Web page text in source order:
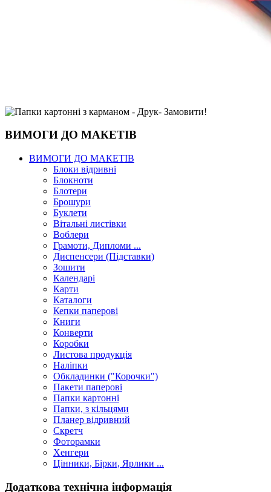
ВИМОГИ ДО МАКЕТІВ
ВИМОГИ ДО МАКЕТІВ
Блоки відривні
Блокноти
Блотери
Брошури
Буклети
Вітальні листівки
Воблери
Грамоти, Дипломи ...
Диспенсери (Підставки)
Зошити
Календарі
Карти
Каталоги
Кепки паперові
Книги
Конверти
Коробки
Листова продукція
Наліпки
Обкладинки ("Корочки")
Пакети паперові
Папки картонні
Папки, з кільцями
Планер відривний
Скретч
Фоторамки
Хенгери
Цінники, Бірки, Ярлики ...
Додаткова технічна інформація